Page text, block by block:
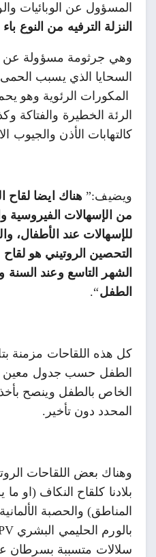
المسؤول عن الوبائيات
النزلة الترفيه من النوع باء B
وهي جرثومة مسؤولة عن
السحايا الذي يسبب
المكورات الرئوية وهو
الرئة الخطيرة والفتاكة
كالتهابات الأذن والجيوب
ويضيف:” هناك ايضا لقاح
من الإسهالات الفيروسية
للإسهالات عند الأطفال،
التحصين الروتيني هو
الشهر التاسع وعند
الطفل“.
كل هذه اللقاحات مزمنة
الطفل حسب جدول معين
الخاص بالطفل وينصح
المحدد دون تأخير.
وهناك بعض اللقاحات
بلادنا كلقاح النكاف (او
المناطق) والحصبة
سلالات متسببة بسرطان